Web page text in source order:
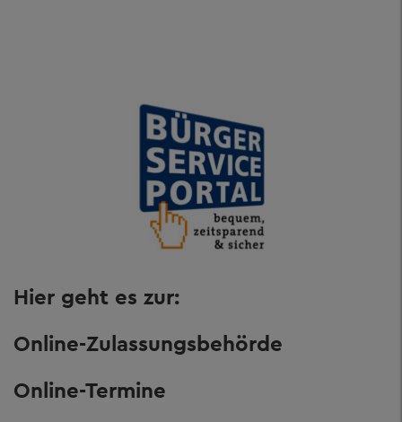
Hier geht es zur:
Online-Zulassungsbehörde
Online-Termine